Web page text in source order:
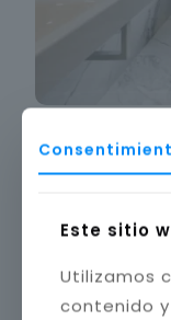
Este sitio
Utilizamos
contenido